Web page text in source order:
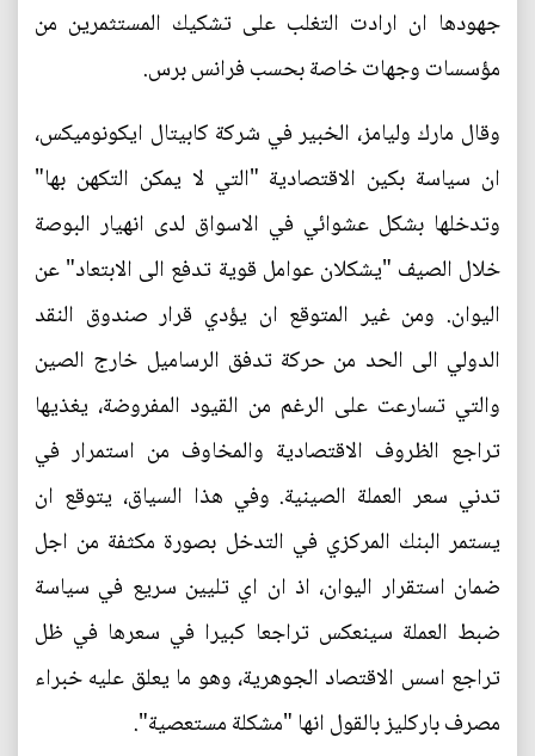
جهودها ان ارادت التغلب على تشكيك المستثمرين من
مؤسسات وجهات خاصة بحسب فرانس برس.
وقال مارك وليامز، الخبير في شركة كابيتال ايكونوميكس،
ان سياسة بكين الاقتصادية "التي لا يمكن التكهن بها"
وتدخلها بشكل عشوائي في الاسواق لدى انهيار البوصة
خلال الصيف "يشكلان عوامل قوية تدفع الى الابتعاد" عن
اليوان. ومن غير المتوقع ان يؤدي قرار صندوق النقد
الدولي الى الحد من حركة تدفق الرساميل خارج الصين
والتي تسارعت على الرغم من القيود المفروضة، يغذيها
تراجع الظروف الاقتصادية والمخاوف من استمرار في
تدني سعر العملة الصينية. وفي هذا السياق، يتوقع ان
يستمر البنك المركزي في التدخل بصورة مكثفة من اجل
ضمان استقرار اليوان، اذ ان اي تليين سريع في سياسة
ضبط العملة سينعكس تراجعا كبيرا في سعرها في ظل
تراجع اسس الاقتصاد الجوهرية، وهو ما يعلق عليه خبراء
مصرف باركليز بالقول انها "مشكلة مستعصية".